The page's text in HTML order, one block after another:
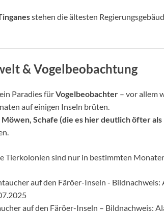
stehen die ältesten
& Vogelbeobachtung
Paradies fürVogelbeobachter – vor allem
auf einigen Inseln brüten.
Möwen, Schafe (die es hier deutlich öfter
Tierkolonien sind nur in bestimmten
auf den Färöer-Inseln – Bildnachweis: